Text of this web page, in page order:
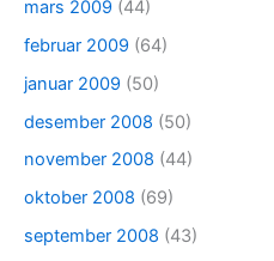
mars 2009 (44)
februar 2009 (64)
januar 2009 (50)
desember 2008 (50)
november 2008 (44)
oktober 2008 (69)
september 2008 (43)